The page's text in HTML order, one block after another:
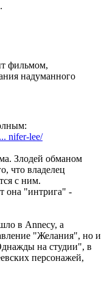
фильмом,
надуманного
nifer-lee/
Злодей обманом
что владелец
с ним.
она "интрига" -
в Annecy, а
"Желания", но и
на студии", в
персонажей,